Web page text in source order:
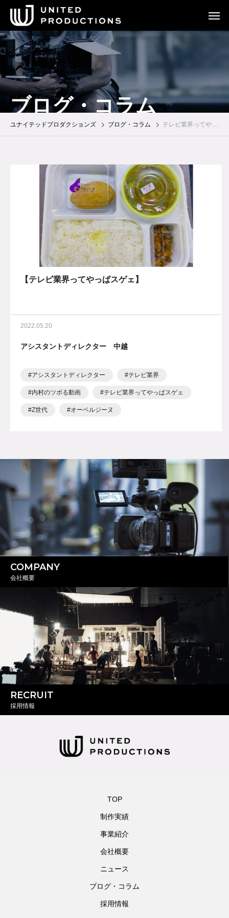
ブログ・コラム
ユナイテッドプロダクションズ ブログ・コラム テレビ業界ってやっぱスゲェ
【テレビ業界ってやっぱスゲェ】
2022.05.20
アシスタントディレクター 中越
アシスタントディレクター テレビ業界
内村のツボる動画 テレビ業界ってやっぱスゲェ
Z世代 オーベルジーヌ
COMPANY
会社概要
RECRUIT
採用情報
TOP
制作実績
事業紹介
会社概要
ニュース
ブログ・コラム
採用情報